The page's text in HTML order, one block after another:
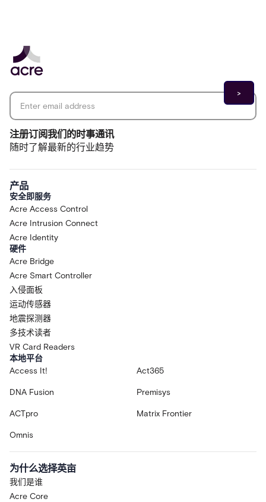
注册订阅我们的时事通讯
随时了解最新的行业趋势
产品
安全即服务
Acre Access Control
Acre Intrusion Connect
Acre Identity
硬件
Acre Bridge
Acre Smart Controller
入侵面板
运动传感器
地震探测器
多技术读者
VR Card Readers
本地平台
Access It!
Act365
DNA Fusion Premisys
ACTpro Matrix Frontier
Omnis
为什么选择英亩
我们是谁
Acre Core